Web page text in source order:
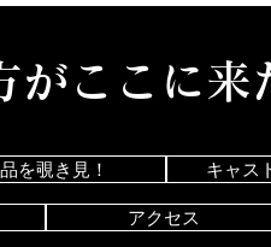
がここに来
を覗き見！ キャス
アクセス